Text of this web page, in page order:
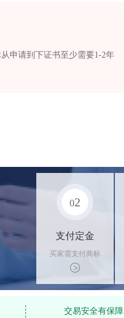
申请到下证书至少需要1-2年
02
支付定金
买家需支付商标
标价的10%的购
买订金
交易安全有保障